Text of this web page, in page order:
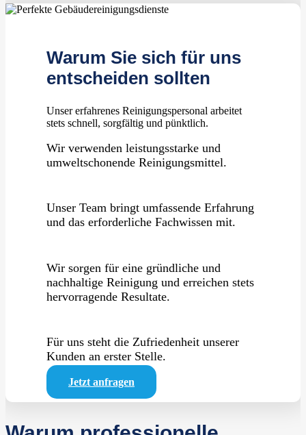
1
zufriedene Kunden
Warum Sie sich für uns
entscheiden sollten
Unser erfahrenes Reinigungspersonal arbeitet
stets schnell, sorgfältig und pünktlich.
Wir verwenden leistungsstarke und
umweltschonende Reinigungsmittel.
Unser Team bringt umfassende Erfahrung
und das erforderliche Fachwissen mit.
Wir sorgen für eine gründliche und
nachhaltige Reinigung und erreichen stets
hervorragende Resultate.
Für uns steht die Zufriedenheit unserer
Kunden an erster Stelle.
Jetzt anfragen